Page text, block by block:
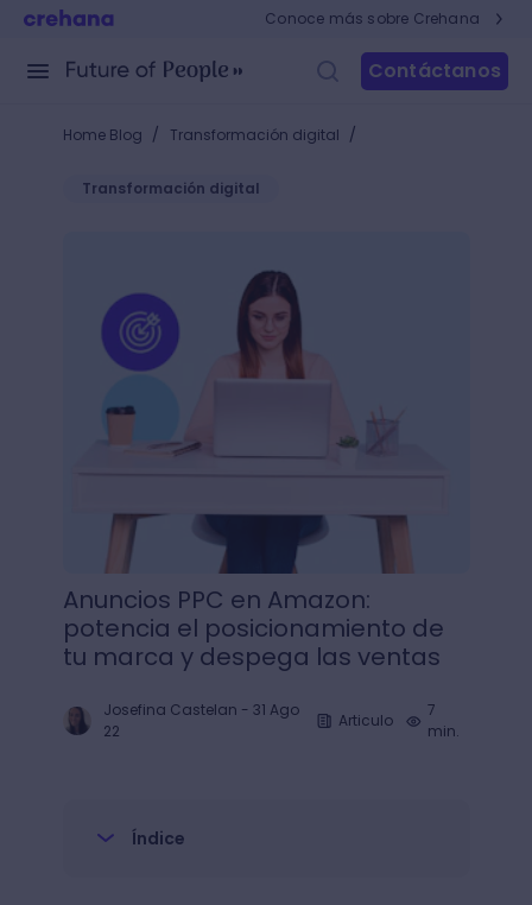
Conoce más sobre Crehana
Contáctanos
Home Blog / Transformación digital /
Transformación digital
Anuncios PPC en Amazon:
potencia el posicionamiento de
tu marca y despega las ventas
Josefina Castelan - 31 Ago
22
Articulo
7
min.
Índice